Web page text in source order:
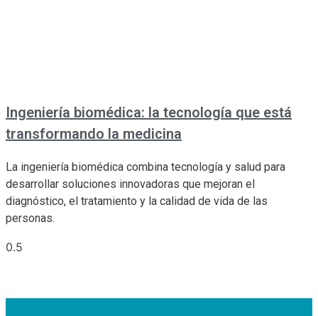
Ingeniería biomédica: la tecnología que está
transformando la medicina
La ingeniería biomédica combina tecnología y salud para
desarrollar soluciones innovadoras que mejoran el
diagnóstico, el tratamiento y la calidad de vida de las
personas.